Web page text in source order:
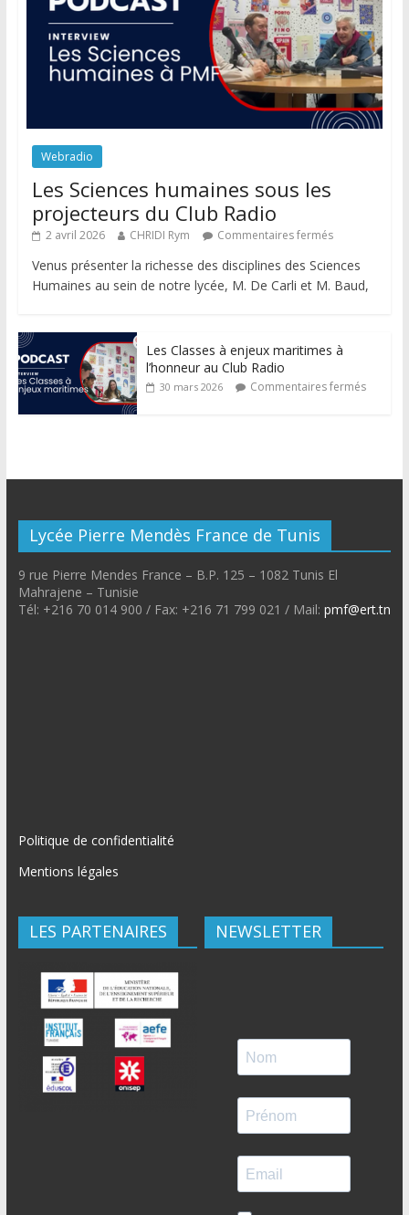
Webradio
Les Sciences humaines sous les
projecteurs du Club Radio
2 avril 2026 CHRIDI Rym Commentaires fermés
Venus présenter la richesse des disciplines des Sciences
Humaines au sein de notre lycée, M. De Carli et M. Baud,
Les Classes à enjeux maritimes à
l’honneur au Club Radio
30 mars 2026 Commentaires fermés
Lycée Pierre Mendès France de Tunis
9 rue Pierre Mendes France – B.P. 125 – 1082 Tunis El
Mahrajene – Tunisie
Tél: +216 70 014 900 / Fax: +216 71 799 021 / Mail: pmf@ert.tn
Politique de confidentialité
Mentions légales
LES PARTENAIRES NEWSLETTER